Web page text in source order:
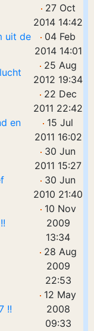
27 Oct
2014 14:42
uit de
04 Feb
2014 14:01
25 Aug
2012 19:34
22 Dec
2011 22:42
en
15 Jul
2011 16:02
30 Jun
2011 15:27
30 Jun
2010 21:40
10 Nov
2009
13:34
28 Aug
2009
22:53
!!
12 May
2008
09:33